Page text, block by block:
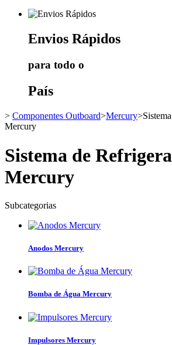
Envios Rápidos
para todo o
País
> Componentes Outboard>Mercury>
Mercury
Sistema de
Mercury
Subcategorias
Anodos Mercury
Bomba de Água Mercury
Impulsores Mercury